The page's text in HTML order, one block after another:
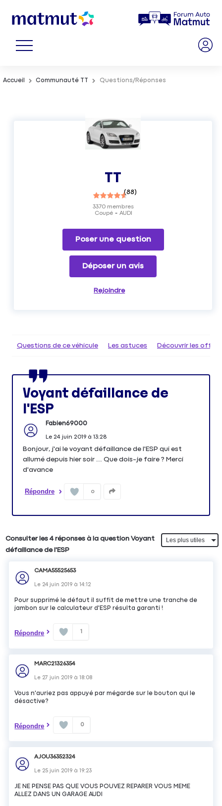
Accueil Communauté TT Questions/Réponses
TT
(88)
Coupé AUDI
3370membres
Poser une question
Déposer un avis
Rejoindre
Questions de ce véhicule Les astuces Découvrir les
Voyant défaillance de
l'ESP
Fabien69000
Le 24 juin 2019à 13:28
Bonjour, j'ai le voyant défaillance de l'ESP qui est
allumé depuis hier soir ... Que dois-je faire ? Merci
d'avance
Répondre 0
Consulter les 4 réponses à la question Voyant
défaillance de l'ESP
CAMA55525653
Le 24 juin 2019 à14:12
Pour supprimé le défaut il suffit de mettre une tranche de
jambon sur le calculateur d'ESP résulta garanti !
Répondre 1
MARC21326354
Le 27 juin 2019 à18:08
Vous n'auriez pas appuyé par mégarde sur le bouton qui le
désactive?
Répondre 0
AJOU36352324
Le 25 juin 2019 à19:23
JE NE PENSE PAS QUE VOUS POUVEZ REPARER VOUS MEME
ALLEZ DANS UN GARAGE AUDI